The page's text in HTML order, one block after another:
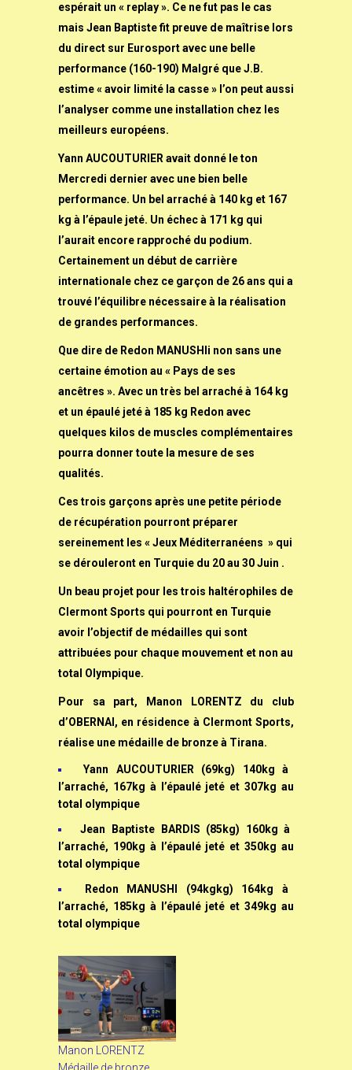
espérait un « replay ». Ce ne fut pas le cas
mais Jean Baptiste fit preuve de maîtrise lors
du direct sur Eurosport avec une belle
performance (160-190) Malgré que J.B.
estime « avoir limité la casse » l’on peut aussi
l’analyser comme une installation chez les
meilleurs européens.
Yann AUCOUTURIER avait donné le ton
Mercredi dernier avec une bien belle
performance. Un bel arraché à 140 kg et 167
kg à l’épaule jeté. Un échec à 171 kg qui
l’aurait encore rapproché du podium.
Certainement un début de carrière
internationale chez ce garçon de 26 ans qui a
trouvé l’équilibre nécessaire à la réalisation
de grandes performances.
Que dire de Redon MANUSHIi non sans une
certaine émotion au « Pays de ses
ancêtres ». Avec un très bel arraché à 164 kg
et un épaulé jeté à 185 kg Redon avec
quelques kilos de muscles complémentaires
pourra donner toute la mesure de ses
qualités.
Ces trois garçons après une petite période
de récupération pourront préparer
sereinement les « Jeux Méditerranéens » qui
se dérouleront en Turquie du 20 au 30 Juin .
Un beau projet pour les trois haltérophiles de
Clermont Sports qui pourront en Turquie
avoir l’objectif de médailles qui sont
attribuées pour chaque mouvement et non au
total Olympique.
Pour sa part, Manon LORENTZ du club
d’OBERNAI, en résidence à Clermont Sports,
réalise une médaille de bronze à Tirana.
Yann AUCOUTURIER (69kg) 140kg à
l’arraché, 167kg à l’épaulé jeté et 307kg au
total olympique
Jean Baptiste BARDIS (85kg) 160kg à
l’arraché, 190kg à l’épaulé jeté et 350kg au
total olympique
Redon MANUSHI (94kgkg) 164kg à
l’arraché, 185kg à l’épaulé jeté et 349kg au
total olympique
Manon LORENTZ